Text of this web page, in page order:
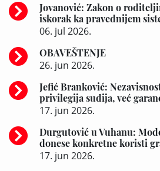
Jovanović: Zakon o
iskorak ka pravednijem
06. jul 2026.
OBAVEŠTENJE
26. jun 2026.
Jefić Branković:
privilegija sudija, već
17. jun 2026.
Durgutović u Vuhanu:
donese konkretne koristi
17. jun 2026.